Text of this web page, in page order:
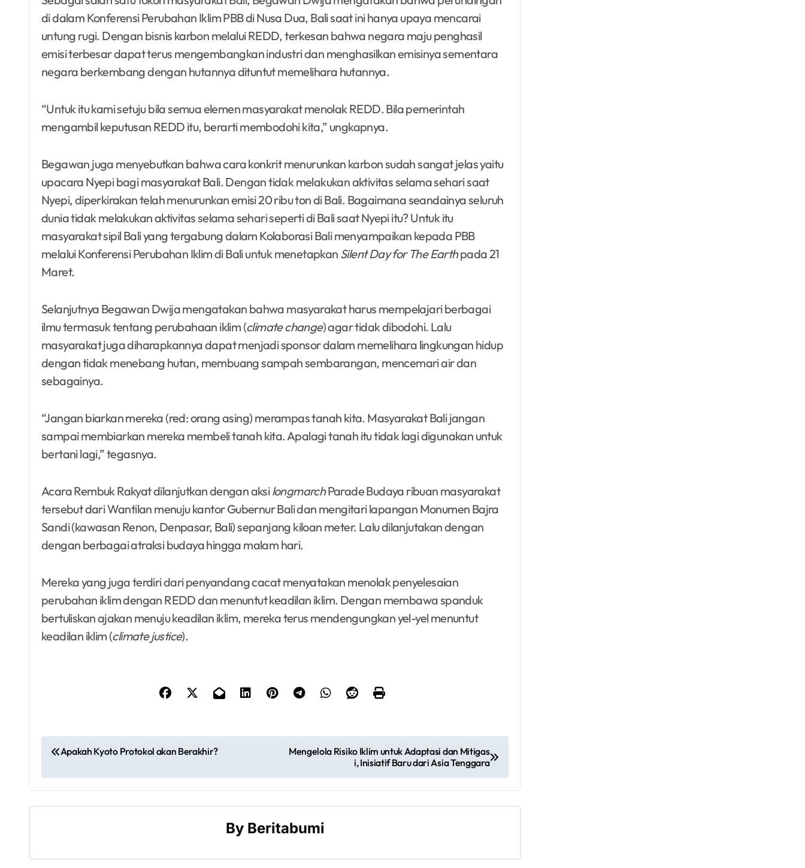
di dalam Konferensi Perubahan Iklim PBB di Nusa Dua, Bali saat ini hanya upaya mencarai
untung rugi. Dengan bisnis karbon melalui REDD, terkesan bahwa negara maju penghasil
emisi terbesar dapat terus mengembangkan industri dan menghasilkan emisinya sementara
negara berkembang dengan hutannya dituntut memelihara hutannya.
“Untuk itu kami setuju bila semua elemen masyarakat menolak REDD. Bila pemerintah
mengambil keputusan REDD itu, berarti membodohi kita,” ungkapnya.
Begawan juga menyebutkan bahwa cara konkrit menurunkan karbon sudah sangat jelas yaitu
upacara Nyepi bagi masyarakat Bali. Dengan tidak melakukan aktivitas selama sehari saat
Nyepi, diperkirakan telah menurunkan emisi 20 ribu ton di Bali. Bagaimana seandainya seluruh
dunia tidak melakukan aktivitas selama sehari seperti di Bali saat Nyepi itu? Untuk itu
masyarakat sipil Bali yang tergabung dalam Kolaborasi Bali menyampaikan kepada PBB
melalui Konferensi Perubahan Iklim di Bali untuk menetapkan Silent Day for The Earthpada 21
Maret.
Selanjutnya Begawan Dwija mengatakan bahwa masyarakat harus mempelajari berbagai
ilmu termasuk tentang perubahaan iklim (climate change) agar tidak dibodohi. Lalu
masyarakat juga diharapkannya dapat menjadi sponsor dalam memelihara lingkungan hidup
dengan tidak menebang hutan, membuang sampah sembarangan, mencemari air dan
sebagainya.
“Jangan biarkan mereka (red: orang asing) merampas tanah kita. Masyarakat Bali jangan
sampai membiarkan mereka membeli tanah kita. Apalagi tanah itu tidak lagi digunakan untuk
bertani lagi,” tegasnya.
Acara Rembuk Rakyat dilanjutkan dengan aksilongmarchParade Budaya ribuan masyarakat
tersebut dari Wantilan menuju kantor Gubernur Bali dan mengitari lapangan Monumen Bajra
Sandi (kawasan Renon, Denpasar, Bali) sepanjang kiloan meter. Lalu dilanjutakan dengan
dengan berbagai atraksi budaya hingga malam hari.
Mereka yang juga terdiri dari penyandang cacat menyatakan menolak penyelesaian
perubahan iklim dengan REDD dan menuntut keadilan iklim. Dengan membawa spanduk
bertuliskan ajakan menuju keadilan iklim, mereka terus mendengungkan yel-yel menuntut
keadilan iklim (climate justice).
P
o
s
Apakah Kyoto Protokol akan Berakhir?
Mengelola Risiko Iklim untuk Adaptasi dan Mitigas
i, Inisiatif Baru dari Asia Tenggara
By Beritabumi